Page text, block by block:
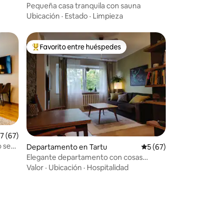
Pequeña casa tranquila con sauna
Ubicación · Estado · Limpieza
promedio: 4.97 de 5; 67 evaluaciones
(67)
se
De los mejores en Favorito entre huéspedes
Favorito entre huéspedes
Departamento en Tartu Calificación
5 (67)
Elegante departamento con cosas
cómodas
Valor · Ubicación · Hospitalidad